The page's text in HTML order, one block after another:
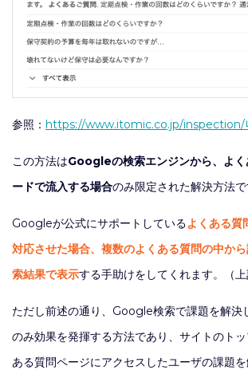
参照： https://www.itomic.co.jp/inspection/
この方法はGoogleの検索エンジンから、よく
ードで流入する場合のみ限定された解決方法で
Googleが公式にサポートしているよくある質
対応させた場合、複数のよくある質問の中か
索結果で表示する手助けをしてくれます。（上
ただし前述の通り、Google検索で課題を解決
のみ効果を発揮する方法であり、サイトのトッ
ある質問ページにアクセスしたユーザの課題